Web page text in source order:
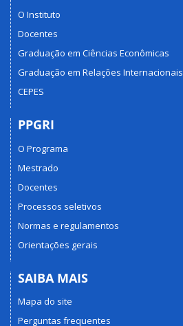
O Instituto
Docentes
Graduação em Ciências Econômicas
Graduação em Relações Internacionais
CEPES
PPGRI
O Programa
Mestrado
Docentes
Processos seletivos
Normas e regulamentos
Orientações gerais
SAIBA MAIS
Mapa do site
Perguntas frequentes